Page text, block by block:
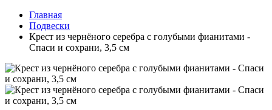
Главная
Подвески
Крест из чернёного серебра с голубыми фианитами -
Спаси и сохрани, 3,5 см